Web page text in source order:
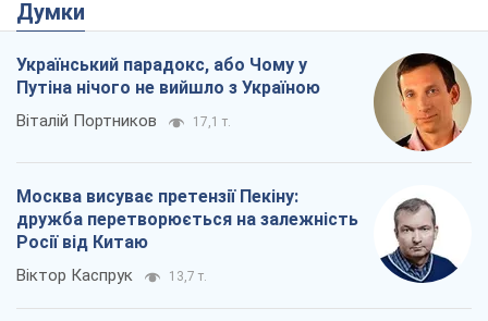
Думки
Український парадокс, або Чому у
Путіна нічого не вийшло з Україною
Віталій Портников 17,1 т.
Москва висуває претензії Пекіну:
дружба перетворюється на залежність
Росії від Китаю
Віктор Каспрук 13,7 т.